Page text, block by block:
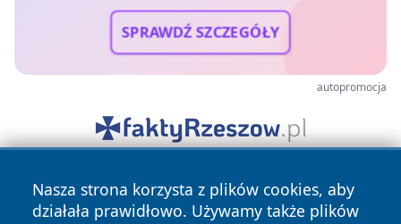
SPRAWDŹ SZCZEGÓŁY
autopromocja
Nasza strona korzysta z plików cookies, aby
działała prawidłowo. Używamy także plików